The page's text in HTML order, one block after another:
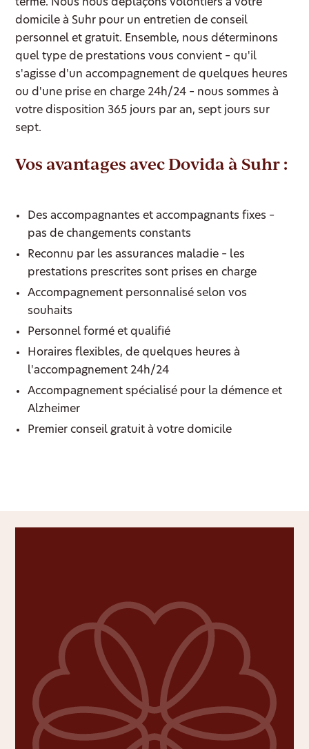
terme. Nous nous déplaçons volontiers à votre
domicile à Suhr pour un entretien de conseil
personnel et gratuit. Ensemble, nous déterminons
quel type de prestations vous convient – qu'il
s'agisse d'un accompagnement de quelques heures
ou d'une prise en charge 24h/24 – nous sommes à
votre disposition 365 jours par an, sept jours sur
sept.
Vos avantages avec Dovida à Suhr :
Des accompagnantes et accompagnants fixes –
pas de changements constants
Reconnu par les assurances maladie – les
prestations prescrites sont prises en charge
Accompagnement personnalisé selon vos
souhaits
Personnel formé et qualifié
Horaires flexibles, de quelques heures à
l'accompagnement 24h/24
Accompagnement spécialisé pour la démence et
Alzheimer
Premier conseil gratuit à votre domicile